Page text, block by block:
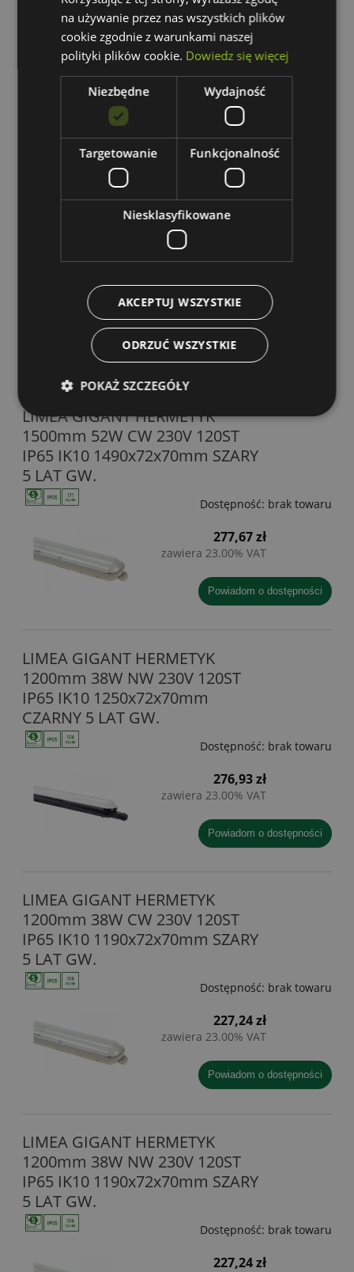
Dostępność: na wyczerpaniu
Wysyłka w:
382,71 zł
zawiera 23.00% VAT
LIMEA GIGANT HERMETYK
1500mm 52W NW 230V 120ST
IP65 IK10 1490x72x70mm SZARY
Dostępność: brak towaru
277,67 zł
zawiera 23.00% VAT
powiadom o dostępności
LIMEA GIGANT HERMETYK
1500mm 52W CW 230V 120ST
IP65 IK10 1490x72x70mm SZARY
5 LAT GW.
Dostępność: brak towaru
277,67 zł
zawiera 23.00% VAT
powiadom o dostępności
LIMEA GIGANT HERMETYK
1200mm 38W NW 230V 120ST
IP65 IK10 1250x72x70mm
CZARNY 5 LAT GW.
Dostępność: brak towaru
276,93 zł
zawiera 23.00% VAT
powiadom o dostępności
LIMEA GIGANT HERMETYK
1200mm 38W CW 230V 120ST
IP65 IK10 1190x72x70mm SZARY
5 LAT GW.
Dostępność: brak towaru
227,24 zł
zawiera 23.00% VAT
powiadom o dostępności
LIMEA GIGANT HERMETYK
1200mm 38W NW 230V 120ST
IP65 IK10 1190x72x70mm SZARY
5 LAT GW.
Dostępność: brak towaru
227,24 zł
na używanie przez nas wszystkich plików
cookie zgodnie z warunkami naszej
polityki plików cookie. Dowiedz się więcej
Niezbędne Wydajność
Targetowanie Funkcjonalność
Niesklasyfikowane
AKCEPTUJ WSZYSTKIE
ODRZUĆ WSZYSTKIE
POKAŻ SZCZEGÓŁY